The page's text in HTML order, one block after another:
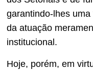
garantindo-lhes
da atuação
institucional.
Hoje, porém, em